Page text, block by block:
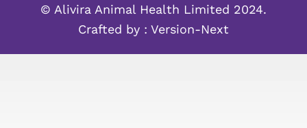
© Alivira Animal Health Limited 2024.
Crafted by : Version-Next